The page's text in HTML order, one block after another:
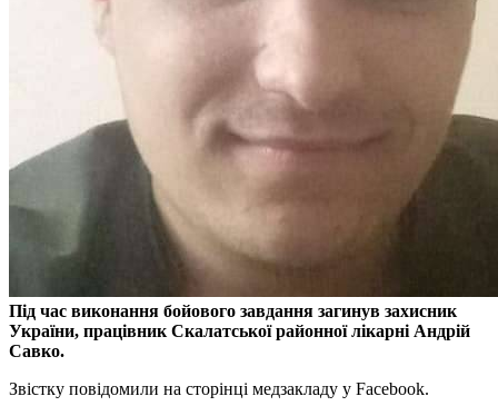
Під час виконання бойового завдання загинув захисник
України, працівник Скалатської районної лікарні Андрій
Савко.
Звістку повідомили на сторінці медзакладу у Facebook.